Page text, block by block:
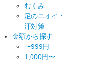
むくみ
足のニオイ・
汗対策
金額から探す
〜999円
1,000円〜